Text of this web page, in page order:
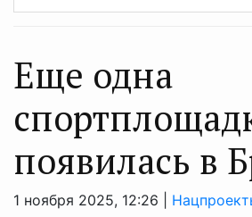
Еще одна
появилась в
1 ноября 2025, 12:26 |